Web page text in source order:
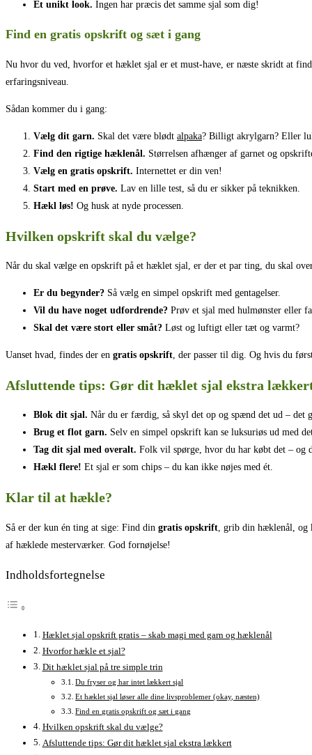
Et unikt look. Ingen har præcis det samme sjal som dig!
Find en gratis opskrift og sæt i gang
Nu hvor du ved, hvorfor et hæklet sjal er et must-have, er næste skridt at
erfaringsniveau.
Sådan kommer du i gang:
Vælg dit garn. Skal det være blødt alpaka? Billigt akrylgarn? Eller
Find den rigtige hæklenål. Størrelsen afhænger af garnet og
Vælg en gratis opskrift. Internettet er din ven!
Start med en prøve. Lav en lille test, så du er sikker på teknikken.
Hækl løs! Og husk at nyde processen.
Hvilken opskrift skal du vælge?
Når du skal vælge en opskrift på et hæklet sjal, er der et par ting, du skal
Er du begynder? Så vælg en simpel opskrift med gentagelser.
Vil du have noget udfordrende? Prøv et sjal med hulmønster eller
Skal det være stort eller småt? Løst og luftigt eller tæt og varmt?
Uanset hvad, findes der en gratis opskrift, der passer til dig. Og hvis du
Afsluttende tips: Gør dit hæklet sjal ekstra
Blok dit sjal. Når du er færdig, så skyl det op og spænd det ud – det
Brug et flot garn. Selv en simpel opskrift kan se luksuriøs ud med
Tag dit sjal med overalt. Folk vil spørge, hvor du har købt det – og
Hækl flere! Et sjal er som chips – du kan ikke nøjes med ét.
Klar til at hækle?
Så er der kun én ting at sige: Find din gratis opskrift , grib din hæklenål,
af hæklede mesterværker. God fornøjelse!
Indholdsfortegnelse
Hæklet sjal opskrift gratis – skab magi med garn og hæklenål
Hvorfor hækle et sjal?
Dit hæklet sjal på tre simple trin
Du fryser og har intet lækkert sjal
Et hæklet sjal løser alle dine livsproblemer (okay, næsten)
Find en gratis opskrift og sæt i gang
Hvilken opskrift skal du vælge?
Afsluttende tips: Gør dit hæklet sjal ekstra lækkert